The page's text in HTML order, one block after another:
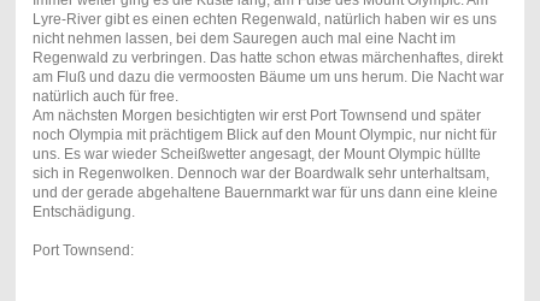
Lyre-River gibt es einen echten Regenwald, natürlich haben wir es uns
nicht nehmen lassen, bei dem Sauregen auch mal eine Nacht im
Regenwald zu verbringen. Das hatte schon etwas märchenhaftes, direkt
am Fluß und dazu die vermoosten Bäume um uns herum. Die Nacht war
natürlich auch für free.
Am nächsten Morgen besichtigten wir erst Port Townsend und später
noch Olympia mit prächtigem Blick auf den Mount Olympic, nur nicht für
uns. Es war wieder Scheißwetter angesagt, der Mount Olympic hüllte
sich in Regenwolken. Dennoch war der Boardwalk sehr unterhaltsam,
und der gerade abgehaltene Bauernmarkt war für uns dann eine kleine
Entschädigung.
Port Townsend: